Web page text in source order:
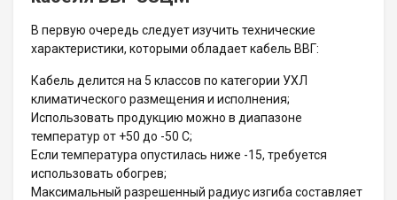
В первую очередь следует изучить технические
характеристики, которыми обладает кабель ВВГ:
Кабель делится на 5 классов по категории УХЛ
климатического размещения и исполнения;
Использовать продукцию можно в диапазоне
температур от +50 до -50 С;
Если температура опустилась ниже -15, требуется
использовать обогрев;
Максимальный разрешенный радиус изгиба составляет